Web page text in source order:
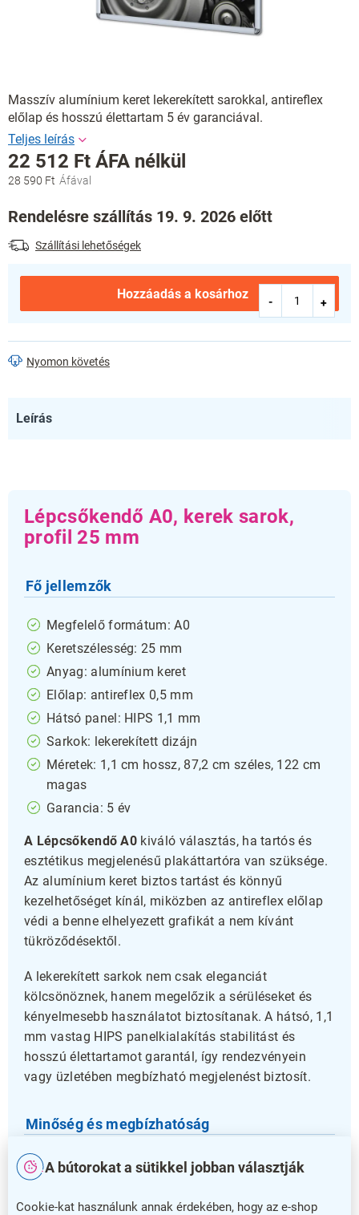
A bútorokat a sütikkel jobban választják
Cookie-kat használunk annak érdekében, hogy az e-shop
Masszív alumínium keret lekerekített sarokkal, antireflex
előlap és hosszú élettartam 5 év garanciával.
28 590 Ft
22 512 Ft ÁFA nélkül
Egységár:
Rendelésre szállítás 19. 9. 2026 előtt
Szállítási lehetőségek
Hozzáadás a kosárhoz
Nyomon követés
Leírás
Lépcsőkendő A0, kerek sarok,
profil 25 mm
Fő jellemzők
Megfelelő formátum: A0
Keretszélesség: 25 mm
Anyag: alumínium keret
Előlap: antireflex 0,5 mm
Hátsó panel: HIPS 1,1 mm
Sarkok: lekerekített dizájn
Méretek: 1,1 cm hossz, 87,2 cm széles, 122 cm
magas
Garancia: 5 év
A Lépcsőkendő A0 kiváló választás, ha tartós és
esztétikus megjelenésű plakáttartóra van szüksége.
Az alumínium keret biztos tartást és könnyű
kezelhetőséget kínál, miközben az antireflex előlap
védi a benne elhelyezett grafikát a nem kívánt
tükröződésektől.
A lekerekített sarkok nem csak eleganciát
kölcsönöznek, hanem megelőzik a sérüléseket és
kényelmesebb használatot biztosítanak. A hátsó, 1,1
mm vastag HIPS panelkialakítás stabilitást és
hosszú élettartamot garantál, így rendezvényein
vagy üzletében megbízható megjelenést biztosít.
Minőség és megbízhatóság
Ez a plakáttartó 5 év garanciával rendelkezik, ami
biztosítja vásárlóink számára a hosszú távú
elégedettséget. Használja ki ezt a professzionális